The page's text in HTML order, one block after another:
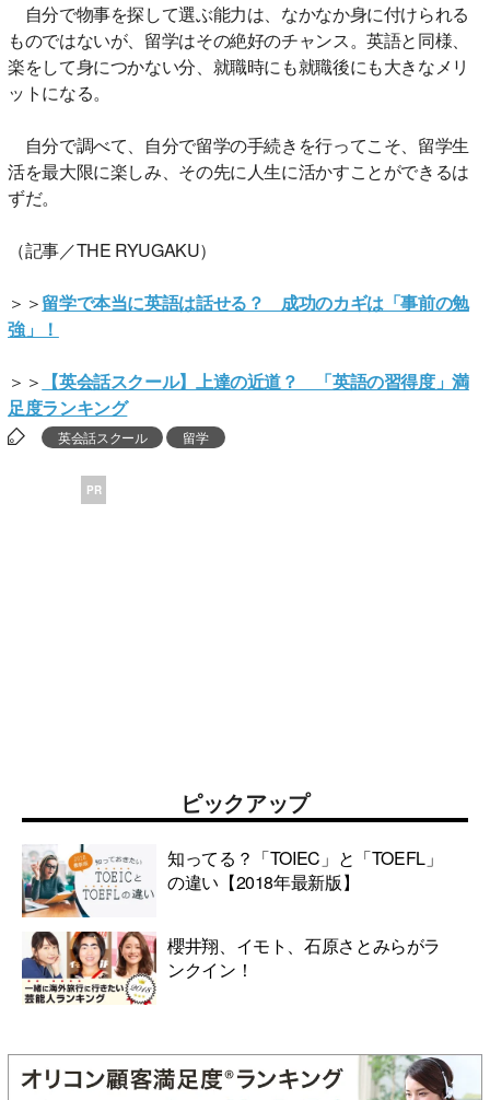
自分で物事を探して選ぶ能力は、なかなか身に付けられる
ものではないが、留学はその絶好のチャンス。英語と同様、
楽をして身につかない分、就職時にも就職後にも大きなメリ
ットになる。
自分で調べて、自分で留学の手続きを行ってこそ、留学生
活を最大限に楽しみ、その先に人生に活かすことができるは
ずだ。
（記事／THE RYUGAKU）
＞＞留学で本当に英語は話せる？ 成功のカギは「事前の勉
強」！
＞＞ 【英会話スクール】上達の近道？ 「英語の習得度」満
足度ランキング
英会話スクール 留学
PR
ピックアップ
知ってる？「TOIEC」と「TOEFL」
の違い【2018年最新版】
櫻井翔、イモト、石原さとみらがラ
ンクイン！